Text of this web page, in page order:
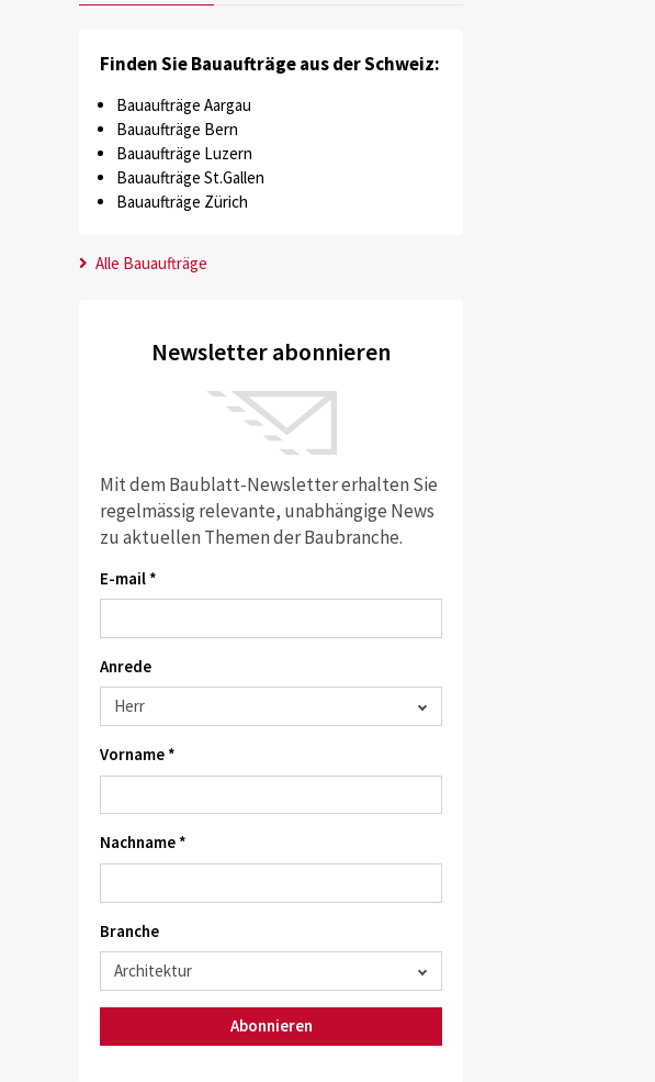
Finden Sie Bauaufträge aus der Schweiz:
Bauaufträge Aargau
Bauaufträge Bern
Bauaufträge Luzern
Bauaufträge St.Gallen
Bauaufträge Zürich
Alle Bauaufträge
Newsletter abonnieren
Mit dem Baublatt-Newsletter erhalten Sie
regelmässig relevante, unabhängige News
zu aktuellen Themen der Baubranche.
E-mail *
Anrede
Vorname *
Nachname *
Branche
Abonnieren